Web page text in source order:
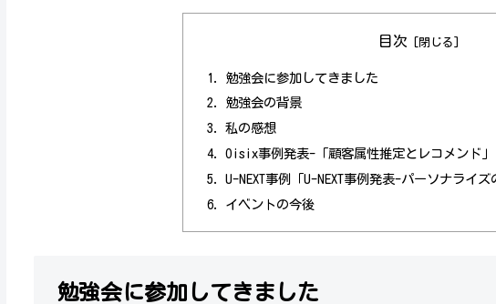
目次
勉強会に参加してきました
勉強会の背景
私の感想
Oisix事例発表-「顧客属性推定とレコメンド」
U-NEXT事例「U-NEXT事例発表-パーソナライズ
イベントの今後
勉強会に参加してきました